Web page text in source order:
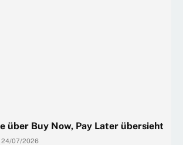
über Buy Now, Pay Later übersieht
24/07/2026